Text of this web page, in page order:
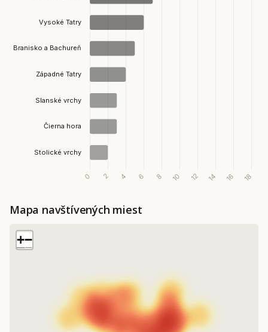
Mapa navštívených miest
+−